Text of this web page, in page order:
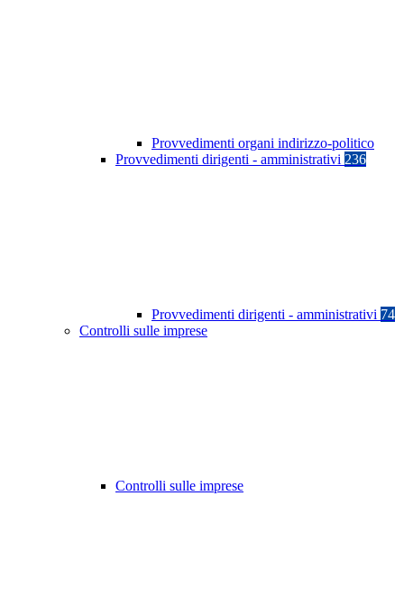
Provvedimenti organi indirizzo-politico
Provvedimenti dirigenti - amministrativi 236
Provvedimenti dirigenti - amministrativi 74
Controlli sulle imprese
Controlli sulle imprese